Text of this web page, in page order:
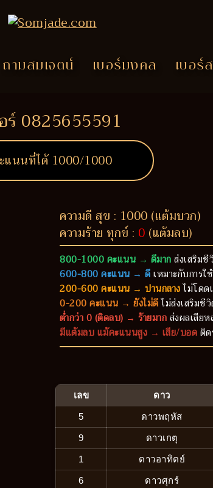
ถามสมเจตน์ เบอร์มงคล เบอร์
ร์ 0825655591
แนนที่ได้ 1000/1000
ความดี สุข : 1000 (แต้มบวก)
ความร้าย ทุกข์ : 0 (แต้มลบ)
800-1000 คะแนน → ดีมากส่งเสริม
600-800 คะแนน → ดีเหมาะกับการใ
200-600 คะแนน → ปานกลางไม่โดด
0-200 คะแนน → ยังไม่ดีไม่ส่งเสริมชี
ต่ำกว่า 0 (ติดลบ) → ร้ายมากส่งผลเสีย
มีแต้มลบ แม้คะแนนสูง → เสีย/บอดติ
เลข ดาว
5 ดาวพฤหัส
9 ดาวเกตุ
1 ดาวอาทิตย์
6 ดาวศุกร์